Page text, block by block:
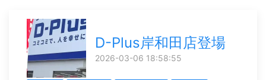
D-Plus岸和田店登場
2026-03-06 18:58:55